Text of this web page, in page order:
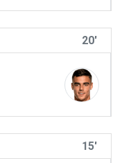
20'
15'